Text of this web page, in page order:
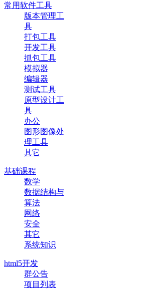
常用软件工具
版本管理工
具
打包工具
开发工具
抓包工具
模拟器
编辑器
测试工具
原型设计工
具
办公
图形图像处
理工具
其它
基础课程
数学
数据结构与
算法
网络
安全
其它
系统知识
html5开发
群公告
项目列表